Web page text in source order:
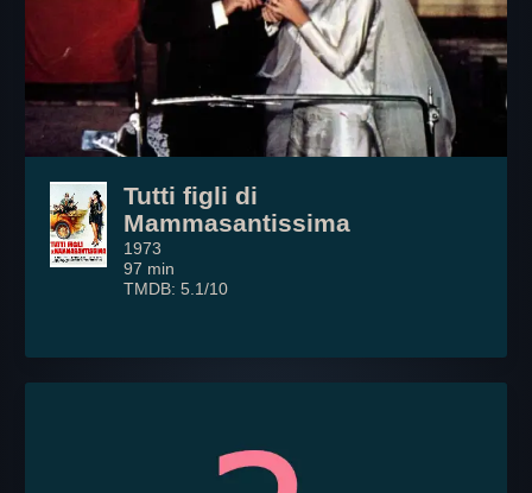
Tutti figli di
Mammasantissima
1973
97 min
TMDB: 5.1/10